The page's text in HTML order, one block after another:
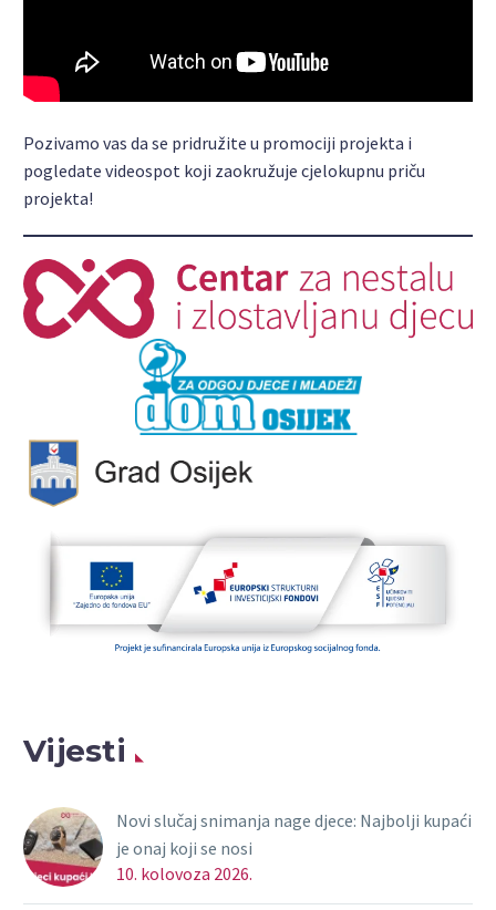
Pozivamo vas da se pridružite u promociji projekta i
pogledate videospot koji zaokružuje cjelokupnu priču
projekta!
Vijesti
Novi slučaj snimanja nage djece: Najbolji kupaći
je onaj koji se nosi
10. kolovoza 2026.